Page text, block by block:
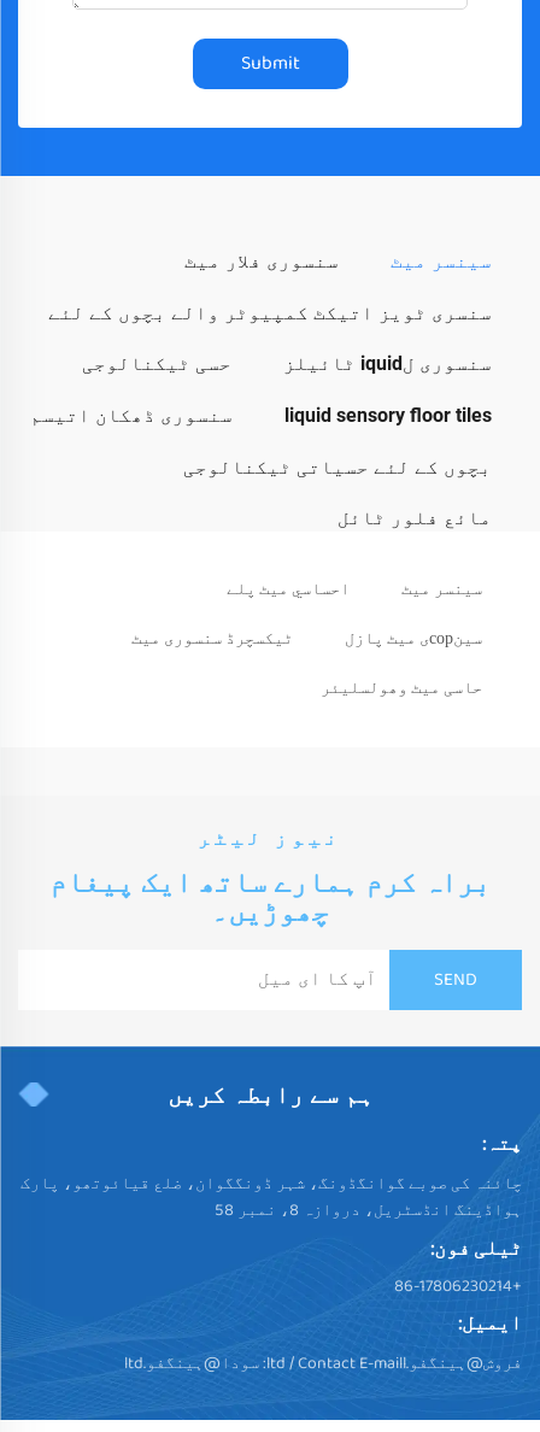
Submit
سینسر میٹ سنسوری فلار میٹ
سنسری ٹویز اتیکٹ کمپیوٹر والے بچوں کے لئے
سنسوری لiquid ٹائیلز حسی ٹیکنالوجی
liquid sensory floor tiles سنسوری ڈھکان اتیسم
بچوں کے لئے حسیاتی ٹیکنالوجی
مائع فلور ٹائل
سینسر میٹ
احساسي میٹ پلے
سینсорی میٹ پازل
ٹیکسچرڈ سنسوری میٹ
حاسی میٹ وھولسلیئر
نیوز لیٹر
براہ کرم ہمارے ساتھ ایک پیغام
چھوڑیں۔
ہم سے رابطہ کریں
پتہ:
چائنہ کی صوبے گوانگڈونگ، شہر ڈونگگوان، ضلع قیائوتھو، پارک
ہواڈینگ انڈسٹریل، دروازہ 8، نمبر 58
ٹیلی فون:
+86-17806230214
ایمیل:
فروش@ہینگفو.ltd/ Contact E-maill: سودا@ہینگفو.ltd